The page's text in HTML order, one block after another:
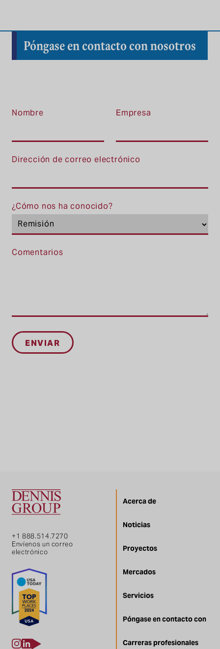
Póngase en contacto con nosotros
Nombre Empresa
Dirección de correo electrónico
¿Cómo nos ha conocido?
Comentarios
+1 888.514.7270
Envíenos un correo
electrónico
Acerca de
Noticias
Proyectos
Mercados
Servicios
Póngase en contacto con
Carreras profesionales